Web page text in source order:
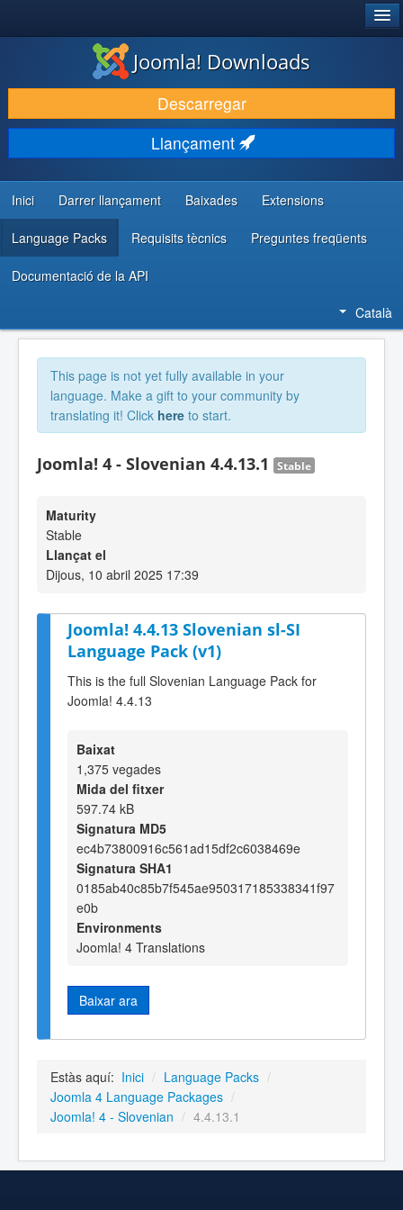
DESCARREGA & AMPLIA
DESCOBRIR & APRENDRE
COMUNITAT & SUPORT
RECURSOS PER DESENVOLUPADORS/ES
Joomla! Downloads
Descarregar
Llançament
Inici Darrer llançament Baixades Extensions
Language Packs Requisits tècnics Preguntes freqüents
Documentació de la API
Català
This page is not yet fully available in your
language. Make a gift to your community by
translating it! Click here to start.
Joomla! 4 - Slovenian 4.4.13.1 Stable
Maturity
Stable
Llançat el
Dijous, 10 abril 2025 17:39
Joomla! 4.4.13 Slovenian sl-SI
Language Pack (v1)
This is the full Slovenian Language Pack for
Joomla! 4.4.13
Baixat
1,375 vegades
Mida del fitxer
597.74 kB
Signatura MD5
ec4b73800916c561ad15df2c6038469e
Signatura SHA1
0185ab40c85b7f545ae950317185338341f97
e0b
Environments
Joomla! 4 Translations
Baixar ara
Estàs aquí: Inici / Language Packs /
Joomla 4 Language Packages /
Joomla! 4 - Slovenian / 4.4.13.1